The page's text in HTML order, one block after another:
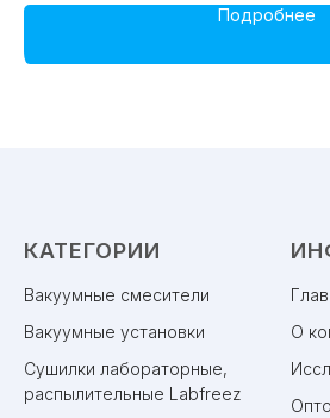
Подробнее
КАТЕГОРИИ
Вакуумные смесители
Вакуумные установки
Сушилки лабораторные,
распылительные Labfreez
О